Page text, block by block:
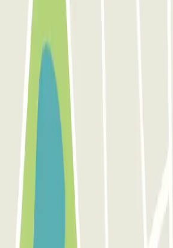
metodi di pagamento: